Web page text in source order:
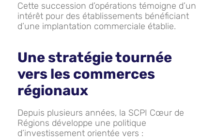
Cette succession d’opérations témoigne d’un
intérêt pour des établissements bénéficiant
d’une implantation commerciale établie.
Une stratégie tournée
vers les commerces
régionaux
Depuis plusieurs années, la SCPI Cœur de
Régions développe une politique
d’investissement orientée vers :